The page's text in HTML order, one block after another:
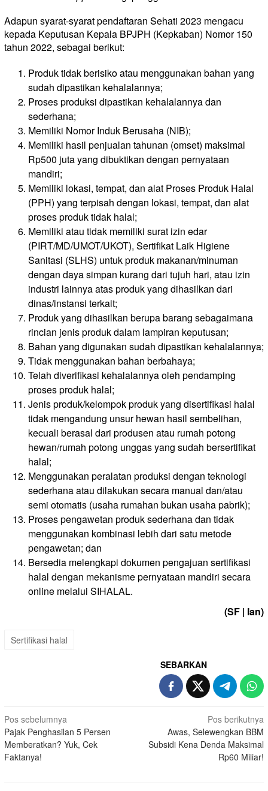
Adapun syarat-syarat pendaftaran Sehati 2023 mengacu
kepada Keputusan Kepala BPJPH (Kepkaban) Nomor 150
tahun 2022, sebagai berikut:
Produk tidak berisiko atau menggunakan bahan yang
sudah dipastikan kehalalannya;
Proses produksi dipastikan kehalalannya dan
sederhana;
Memiliki Nomor Induk Berusaha (NIB);
Memiliki hasil penjualan tahunan (omset) maksimal
Rp500 juta yang dibuktikan dengan pernyataan
mandiri;
Memiliki lokasi, tempat, dan alat Proses Produk Halal
(PPH) yang terpisah dengan lokasi, tempat, dan alat
proses produk tidak halal;
Memiliki atau tidak memiliki surat izin edar
(PIRT/MD/UMOT/UKOT), Sertifikat Laik Higiene
Sanitasi (SLHS) untuk produk makanan/minuman
dengan daya simpan kurang dari tujuh hari, atau izin
industri lainnya atas produk yang dihasilkan dari
dinas/instansi terkait;
Produk yang dihasilkan berupa barang sebagaimana
rincian jenis produk dalam lampiran keputusan;
Bahan yang digunakan sudah dipastikan kehalalannya;
Tidak menggunakan bahan berbahaya;
Telah diverifikasi kehalalannya oleh pendamping
proses produk halal;
Jenis produk/kelompok produk yang disertifikasi halal
tidak mengandung unsur hewan hasil sembelihan,
kecuali berasal dari produsen atau rumah potong
hewan/rumah potong unggas yang sudah bersertifikat
halal;
Menggunakan peralatan produksi dengan teknologi
sederhana atau dilakukan secara manual dan/atau
semi otomatis (usaha rumahan bukan usaha pabrik);
Proses pengawetan produk sederhana dan tidak
menggunakan kombinasi lebih dari satu metode
pengawetan; dan
Bersedia melengkapi dokumen pengajuan sertifikasi
halal dengan mekanisme pernyataan mandiri secara
online melalui SIHALAL.
(SF | Ian)
Sertifikasi halal
SEBARKAN
Navigasi
pos
Pos sebelumnya
Pajak Penghasilan 5 Persen
Memberatkan? Yuk, Cek
Faktanya!
Pos berikutnya
Awas, Selewengkan BBM
Subsidi Kena Denda Maksimal
Rp60 Miliar!